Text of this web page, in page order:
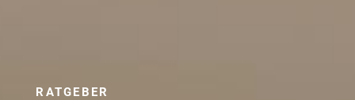
RATGEBER